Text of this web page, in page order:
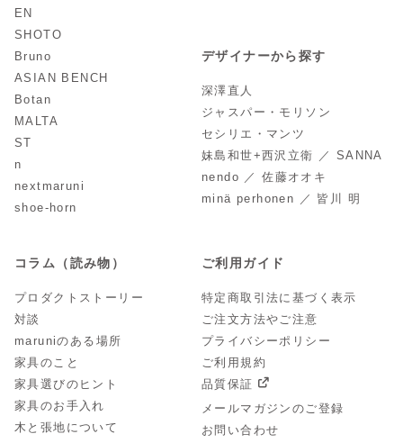
EN
SHOTO
Bruno
ASIAN BENCH
Botan
MALTA
ST
n
nextmaruni
shoe-horn
デザイナーから探す
深澤直人
ジャスパー・モリソン
セシリエ・マンツ
妹島和世+西沢立衛 ／ SANNA
nendo ／ 佐藤オオキ
minä perhonen ／ 皆川 明
コラム（読み物）
プロダクトストーリー
対談
maruniのある場所
家具のこと
家具選びのヒント
家具のお手入れ
木と張地について
ご利用ガイド
特定商取引法に基づく表示
ご注文方法やご注意
プライバシーポリシー
ご利用規約
品質保証
メールマガジンのご登録
お問い合わせ